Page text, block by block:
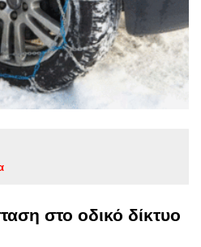
στο οδικό δίκτυο